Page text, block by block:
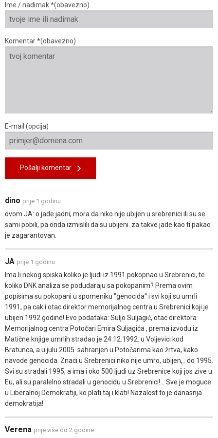
Ime / nadimak *(obavezno)
Komentar *(obavezno)
E-mail (opcija)
Pošalji komentar
dino prije 1 godinu
ovom JA: o jade jadni, mora da niko nije ubijen u srebrenici ili su se
sami pobili, pa onda izmislili da su ubijeni. za takve jade kao ti pakao
je zagarantovan.
JA prije 1 godinu
Ima li nekog spiska koliko je ljudi iz 1991 pokopnao u Srebrenici, te
koliko DNK analiza se podudaraju sa pokopanim? Prema ovim
popisima su pokopani u spomeniku "genocida" i svi koji su umrli
1991, pa cak i otac direktor memorijalnog centra u Srebrenici koji je
ubijen 1992 godine! Evo podataka: Suljo Suljagić, otac direktora
Memorijalnog centra Potočari Emira Suljagića , prema izvodu iz
Matične knjige umrlih stradao je 24.12.1992. u Voljevici kod
Bratunca, a u julu 2005. sahranjen u Potočarima kao žrtva, kako
navode genocida. Znaci u Srebrenici niko nije umro, ubijen,.. do 1995.
Svi su stradali 1995, a ima i oko 500 ljudi uz Srebrenice koji jos zive u
Eu, ali su paralelno stradali u genocidu u Srebrenici!... Sve je moguce
u Liberalnoj Demokratiji, ko plati taj i klati! Nazalost to je danasnja
demokratija!
Verena prije više od 2 godine